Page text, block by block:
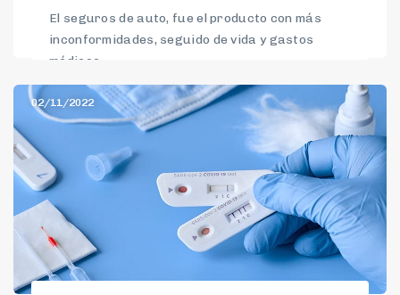
El seguros de auto, fue el producto con más
inconformidades, seguido de vida y gastos
médicos.
02/11/2022